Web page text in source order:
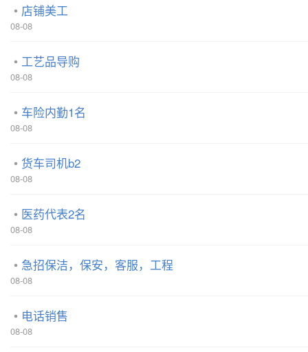
店铺美工
08-08
工艺品导购
08-08
车险内勤1名
08-08
货车司机b2
08-08
医药代表2名
08-08
急招保洁，保安，客服，工程
08-08
电话销售
08-08